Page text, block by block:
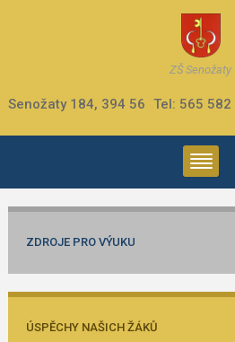
ZŠ Senožaty
Senožaty 184, 394 56 Tel: 565
ZDROJE PRO VÝUKU
ÚSPĚCHY NAŠICH ŽÁKŮ